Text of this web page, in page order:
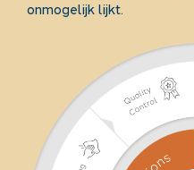
onmogelijk lijkt.